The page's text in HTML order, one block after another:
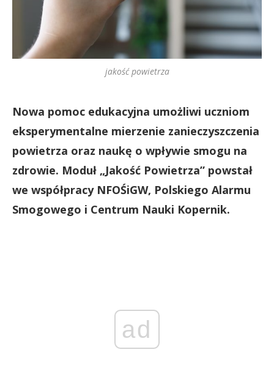
jakość powietrza
Nowa pomoc edukacyjna umożliwi uczniom
eksperymentalne mierzenie zanieczyszczenia
powietrza oraz naukę o wpływie smogu na
zdrowie. Moduł „Jakość Powietrza” powstał
we współpracy NFOŚiGW, Polskiego Alarmu
Smogowego i Centrum Nauki Kopernik.
ad